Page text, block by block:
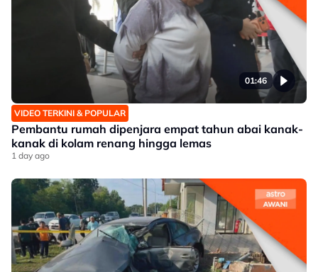
01:46
VIDEO TERKINI & POPULAR
Pembantu rumah dipenjara empat tahun abai kanak-
kanak di kolam renang hingga lemas
1 day ago